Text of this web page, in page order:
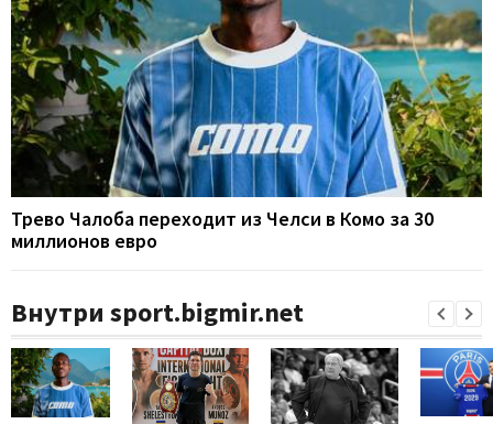
Трево Чалоба переходит из Челси в Комо за 30
миллионов евро
Внутри sport.bigmir.net